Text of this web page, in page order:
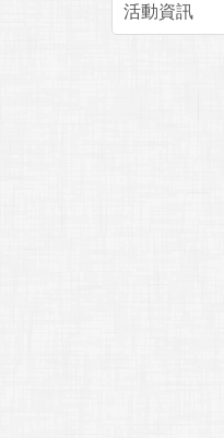
活動資訊